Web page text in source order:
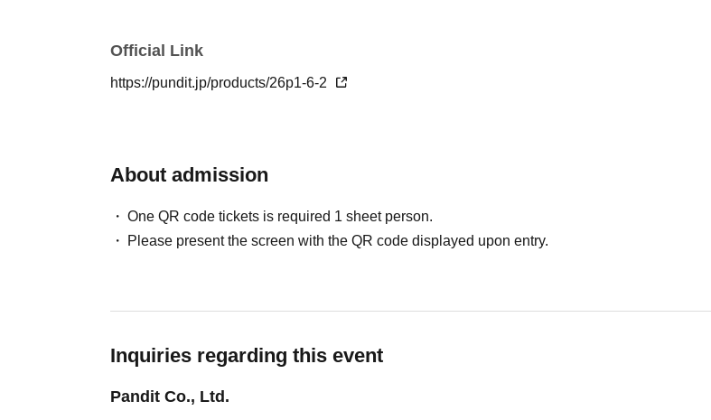
●溝呂木一美
ドーナツ探求家・イラストレーター。国内外の様々なドーナツを食べ歩き、食文化の観点から
聖蹟桜ヶ丘の人気ドーナツ店「ハグジードーナツ」オーナー。あそぼうをコンセプトに都内百
貨店や海外でのPOPUPなどを開催。第3部にゲスト登場。
る。当日は両者の"橋渡し役"として、進行と交通整理を担う。著書に『未解決事件の戦後史』
Official Link
https://pundit.jp/products/26p1-6-2
About admission
One QR code tickets is required 1 sheet person.
Please present the screen with the QR code displayed upon entry.
Inquiries regarding this event
Pandit Co., Ltd.